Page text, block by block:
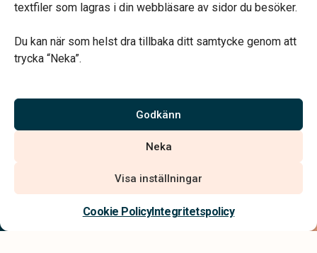
textfiler som lagras i din webbläsare av sidor du besöker.
Du kan när som helst dra tillbaka ditt samtycke genom att
trycka “Neka”.
Godkänn
Neka
Visa inställningar
Cookie PolicyIntegritetspolicy
Kontakta oss
Vi är auktoriserade av Sveriges Begravningsbyråers Förbund och
har högt ställda krav på utbildning, kvalitet, miljö och arbetsmiljö.